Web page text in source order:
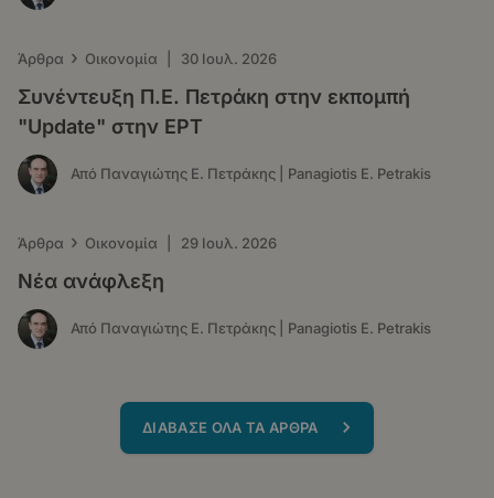
Άρθρα › Οικονομία 30 Ιουλ. 2026
Συνέντευξη Π.Ε. Πετράκη στην εκπομπή
"Update" στην ΕΡΤ
Από Παναγιώτης Ε. Πετράκης | Panagiotis E. Petrakis
Άρθρα › Οικονομία 29 Ιουλ. 2026
Νέα ανάφλεξη
Από Παναγιώτης Ε. Πετράκης | Panagiotis E. Petrakis
ΔΙΑΒΑΣΕ ΟΛΑ ΤΑ ΑΡΘΡΑ